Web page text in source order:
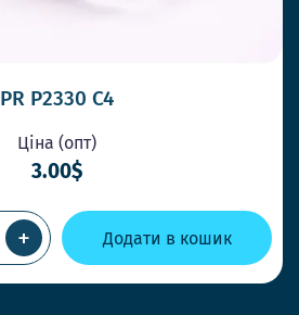
PR P2330 C4
Ціна (опт)
3.00$
+ Додати в кошик